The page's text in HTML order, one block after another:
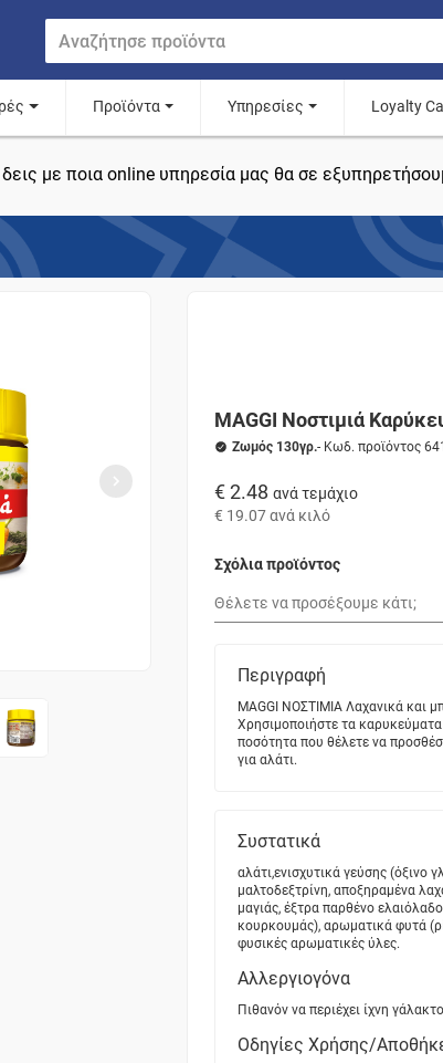
Προϊόντα Υπηρεσίες Loyalty
με ποια online υπηρεσία μας θα σε
MAGGI Νοστιμιά
Ζωμός 130γρ.- Κωδ. προϊόντος
€ 2.48 ανά τεμάχιο
€ 19.07ανά κιλό
Σχόλια προϊόντος
Περιγραφή
MAGGI ΝΟΣΤΙΜΙΑ Λαχανικά και
Χρησιμοποιήστε τα
ποσότητα που θέλετε να
για αλάτι.
Συστατικά
αλάτι,ενισχυτικά γεύσης (όξινο
μαλτοδεξτρίνη, αποξηραμένα
μαγιάς, έξτρα παρθένο
κουρκουμάς), αρωματικά φυτά
φυσικές αρωματικές ύλες.
Αλλεργιογόνα
Πιθανόν να περιέχει ίχνη
Οδηγίες Χρήσης/